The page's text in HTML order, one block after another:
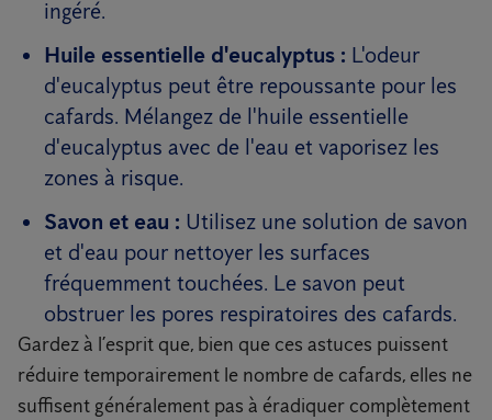
ingéré.
Huile essentielle d'eucalyptus : L'odeur
d'eucalyptus peut être repoussante pour les
cafards. Mélangez de l'huile essentielle
d'eucalyptus avec de l'eau et vaporisez les
zones à risque.
Savon et eau : Utilisez une solution de savon
et d'eau pour nettoyer les surfaces
fréquemment touchées. Le savon peut
obstruer les pores respiratoires des cafards.
Gardez à l’esprit que, bien que ces astuces puissent
réduire temporairement le nombre de cafards, elles ne
suffisent généralement pas à éradiquer complètement